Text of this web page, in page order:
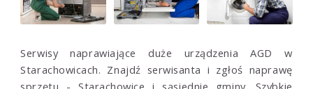
Serwisy naprawiające duże urządzenia AGD w
Starachowicach. Znajdź serwisanta i zgłoś naprawę